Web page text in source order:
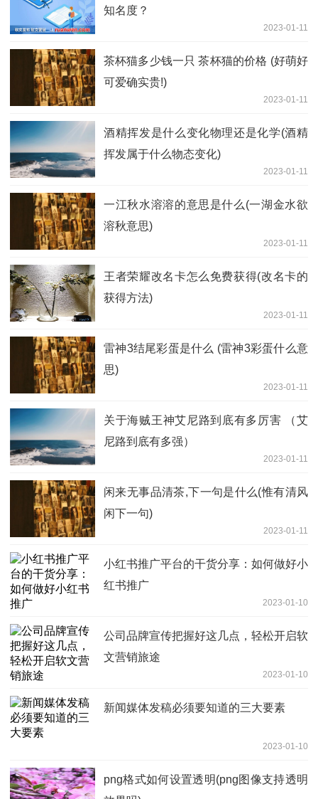
知名度？
2023-01-11
茶杯猫多少钱一只 茶杯猫的价格 (好萌好
可爱确实贵!)
2023-01-11
酒精挥发是什么变化物理还是化学(酒精
挥发属于什么物态变化)
2023-01-11
一江秋水溶溶的意思是什么(一湖金水欲
溶秋意思)
2023-01-11
王者荣耀改名卡怎么免费获得(改名卡的
获得方法)
2023-01-11
雷神3结尾彩蛋是什么 (雷神3彩蛋什么意
思)
2023-01-11
关于海贼王神艾尼路到底有多厉害 （艾
尼路到底有多强）
2023-01-11
闲来无事品清茶,下一句是什么(惟有清风
闲下一句)
2023-01-11
小红书推广平台的干货分享：如何做好小
红书推广
2023-01-10
公司品牌宣传把握好这几点，轻松开启软
文营销旅途
2023-01-10
新闻媒体发稿必须要知道的三大要素
2023-01-10
png格式如何设置透明(png图像支持透明